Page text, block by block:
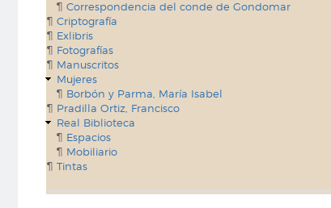
Correspondencia del conde de Gondomar
Criptografía
Exlibris
Fotografías
Manuscritos
Mujeres
Borbón y Parma, María Isabel
Pradilla Ortiz, Francisco
Real Biblioteca
Espacios
Mobiliario
Tintas